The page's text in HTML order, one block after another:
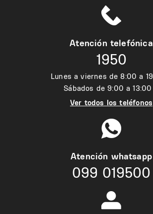
Atención telefónica
1950
Lunes a viernes de 8:00 a
Sábados de 9:00 a
Ver todos los teléfonos
Atención whatsapp
099 019500